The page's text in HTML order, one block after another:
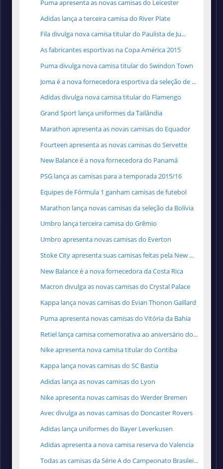
Puma apresenta as novas camisas do Leicester
Adidas lança a terceira camisa do River Plate
Fila divulga nova camisa titular do Paulista de Ju...
As fabricantes esportivas na Copa América 2015
Puma divulga nova camisa titular do Swindon Town
Joma é a nova fornecedora esportiva da seleção de ...
Adidas divulga nova camisa titular do Flamengo
Grand Sport lança uniformes da Tailândia
Marathon apresenta as novas camisas do Equador
Fourteen apresenta as novas camisas do Servette
New Balance é a nova fornecedora do Panamá
PSG lança as camisas para a temporada 2015/16
Equipes de Fórmula 1 ganham camisas de futebol
Marathon lança novas camisas da seleção da Bolívia
Umbro lança terceira camisa do Grêmio
Umbro apresenta novas camisas do Everton
Stoke City apresenta suas camisas feitas pela New ...
New Balance é a nova fornecedora da Costa Rica
Macron divulga as novas camisas do Crystal Palace
Kappa lança novas camisas do Evian Thonon Gaillard
Puma apresenta novas camisas do Vitória da Bahia
Retiel lança camisa comemorativa ao aniversário do...
Nike apresenta nova camisa titular do Coritiba
Kappa lança novas camisas do SC Bastia
Adidas lança as novas camisas do Lyon
Nike apresenta novas camisas do Werder Bremen
Avec divulga as novas camisas do Doncaster Rovers
Adidas lança uniformes do Bayer Leverkusen
Adidas apresenta a nova camisa reserva do Valencia
Todas as camisas da Série A do Campeonato Brasilei...